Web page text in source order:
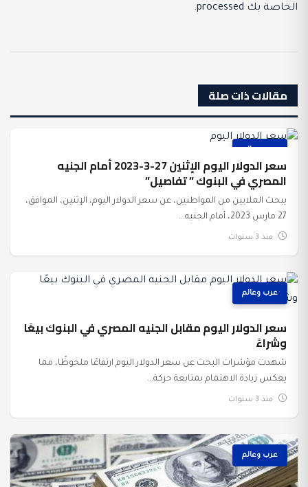
الخاصة بك processed
.
مقالات ذات صلة
عرب وعالم
سعر الدولار اليوم الإثنين 27-3-2023 أمام الجنيه
المصري في البنوك ” تفاصيل”
يبحث الملايين من المواطنين، عن سعر الدولار اليوم، الإثنين، الموافق،
27 مارس 2023، أمام الجنيه...
منذ 3 سنوات
عرب وعالم
سعر الدولار اليوم مقابل الجنيه المصري في البنوك بيعًا
وشراءً
شهدت مؤشرات البحث عن سعر الدولار اليوم ارتفاعًا ملحوظًا، مما
يعكس زيادة الاهتمام بمتابعة حركة...
منذ 3 سنوات
عرب وعالم